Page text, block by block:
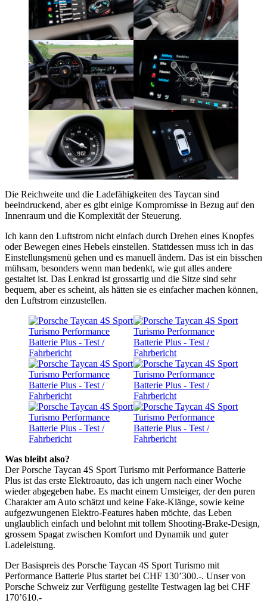
Die Reichweite und die Ladefähigkeiten des Taycan sind
beeindruckend, aber es gibt einige Kompromisse in Bezug auf den
Innenraum und die Komplexität der Steuerung.
Ich kann den Luftstrom nicht einfach durch Drehen eines Knopfes
oder Bewegen eines Hebels einstellen. Stattdessen muss ich in das
Einstellungsmenü gehen und es manuell ändern. Das ist ein bisschen
mühsam, besonders wenn man bedenkt, wie gut alles andere
gestaltet ist. Das Lenkrad ist grossartig und die Sitze sind sehr
bequem, aber es scheint, als hätten sie es einfacher machen können,
den Luftstrom einzustellen.
Was bleibt also?
Der Porsche Taycan 4S Sport Turismo mit Performance Batterie
Plus ist das erste Elektroauto, das ich ungern nach einer Woche
wieder abgegeben habe. Es macht einem Umsteiger, der den puren
Charakter am Auto schätzt und keine Fake-Klänge, sowie keine
aufgezwungenen Elektro-Features haben möchte, das Leben
unglaublich einfach und belohnt mit tollem Shooting-Brake-Design,
grossem Spagat zwischen Komfort und Dynamik und guter
Ladeleistung.
Der Basispreis des Porsche Taycan 4S Sport Turismo mit
Performance Batterie Plus startet bei CHF 130’300.-. Unser von
Porsche Schweiz zur Verfügung gestellte Testwagen lag bei CHF
170’610.-